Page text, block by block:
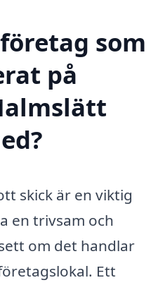
som
på
skick är en viktig
en trivsam och
om det handlar
Ett